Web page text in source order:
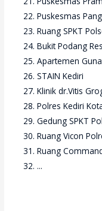
Puskesmas
Ruang SPKT
Bukit Podang
Apartemen
STAIN Kediri
Klinik dr.Vitis
Polres Kediri
Gedung SPKT
Ruang Vicon
Ruang
...